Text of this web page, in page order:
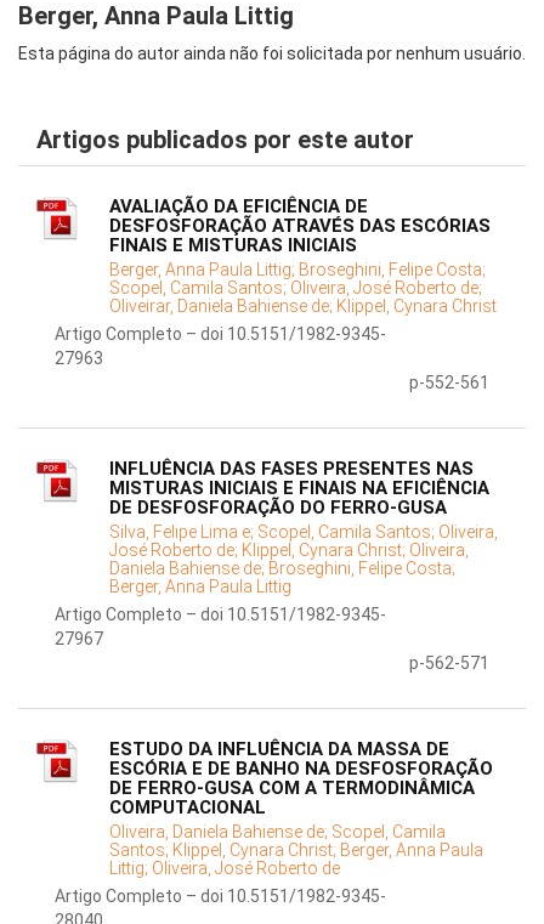
Berger, Anna Paula Littig
Esta página do autor ainda não foi solicitada por nenhum usuário.
Artigos publicados por este autor
AVALIAÇÃO DA EFICIÊNCIA DE
DESFOSFORAÇÃO ATRAVÉS DAS ESCÓRIAS
FINAIS E MISTURAS INICIAIS
Berger, Anna Paula Littig; Broseghini, Felipe Costa;
Scopel, Camila Santos; Oliveira, José Roberto de;
Oliveirar, Daniela Bahiense de; Klippel, Cynara Christ
Artigo Completo – doi 10.5151/1982-9345-
27963
p-552-561
INFLUÊNCIA DAS FASES PRESENTES NAS
MISTURAS INICIAIS E FINAIS NA EFICIÊNCIA
DE DESFOSFORAÇÃO DO FERRO-GUSA
Silva, Felipe Lima e; Scopel, Camila Santos; Oliveira,
José Roberto de; Klippel, Cynara Christ; Oliveira,
Daniela Bahiense de; Broseghini, Felipe Costa;
Berger, Anna Paula Littig
Artigo Completo – doi 10.5151/1982-9345-
27967
p-562-571
ESTUDO DA INFLUÊNCIA DA MASSA DE
ESCÓRIA E DE BANHO NA DESFOSFORAÇÃO
DE FERRO-GUSA COM A TERMODINÂMICA
COMPUTACIONAL
Oliveira, Daniela Bahiense de; Scopel, Camila
Santos; Klippel, Cynara Christ; Berger, Anna Paula
Littig; Oliveira, José Roberto de
Artigo Completo – doi 10.5151/1982-9345-